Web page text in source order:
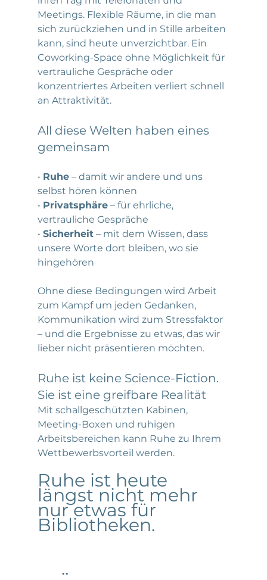
Meetings. Flexible Räume, in die man
sich zurückziehen und in Stille arbeiten
kann, sind heute unverzichtbar. Ein
Coworking-Space ohne Möglichkeit für
vertrauliche Gespräche oder
konzentriertes Arbeiten verliert schnell
an Attraktivität.
All diese Welten haben eines
gemeinsam
• Ruhe – damit wir andere und uns
selbst hören können
• Privatsphäre – für ehrliche,
vertrauliche Gespräche
• Sicherheit – mit dem Wissen, dass
unsere Worte dort bleiben, wo sie
hingehören
Ohne diese Bedingungen wird Arbeit
zum Kampf um jeden Gedanken,
Kommunikation wird zum Stressfaktor
– und die Ergebnisse zu etwas, das wir
lieber nicht präsentieren möchten.
Ruhe ist keine Science-Fiction.
Sie ist eine greifbare Realität
Mit schallgeschützten Kabinen,
Meeting-Boxen und ruhigen
Arbeitsbereichen kann Ruhe zu Ihrem
Wettbewerbsvorteil werden.
Ruhe ist heute
längst nicht mehr
nur etwas für
Bibliotheken.
	..